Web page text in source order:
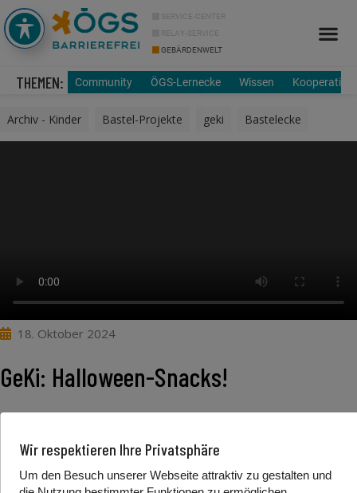
SERVICE-CENTER
RELAY-SERVICE
GEBÄRDENWELT
THEMEN: Community ÖGS-Lernecke Wissen
Archiv - Kinder Bastel-Projekte geki Bastelecke
18. Oktober 2024
GeKi: Halloween-Snacks!
Du brauchst noch Snacks für deine
Halloween-Party? Lily, Caro und Amanda
zeigen dir, wie du die Süßigkeiten schnell und
Wir respektieren Ihre Privatsphäre
Um den Besuch unserer Webseite attraktiv zu gestalten und